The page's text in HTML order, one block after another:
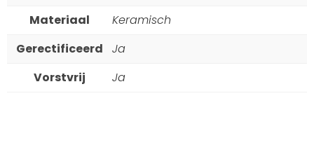
Materiaal
Keramisch
Gerectificeerd
Ja
Vorstvrij
Ja